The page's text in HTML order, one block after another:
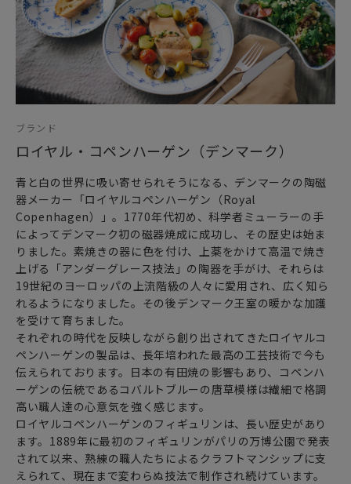
ブランド
ロイヤル・コペンハーゲン（デンマーク）
青と白の世界に吸い寄せられそうになる、デンマークの陶磁
器メーカー「ロイヤルコペンハーゲン（Royal
Copenhagen）」。1770年代初め、科学者ミューラーの手
によってデンマーク初の磁器焼成に成功し、その歴史は始ま
りました。素焼きの器に色を付け、上薬をかけて高温で焼き
上げる「アンダーグレース技法」の陶器を手がけ、それらは
19世紀のヨーロッパの上流階級の人々に愛用され、広く知ら
れるようになりました。その後デンマーク王室の暖かな加護
を受けて育ちました。
それぞれの時代を反映しながら創り出されてきたロイヤルコ
ペンハーゲンの製品は、長年培われた最高の工芸技術で今も
伝えられております。日本の有田焼の影響もあり、コペンハ
ーゲンの伝統であるコバルトブルーの唐草模様は繊細で格調
高い職人達の心意気を強く感じます。
ロイヤルコペンハーゲンのフィギュリンは、長い歴史があり
ます。1889年に最初のフィギュリンがパリの万博公園で発表
されて以来、熟練の職人たちによるクラフトマンシップに支
えられて、現在まで変わらぬ技法で制作され続けています。